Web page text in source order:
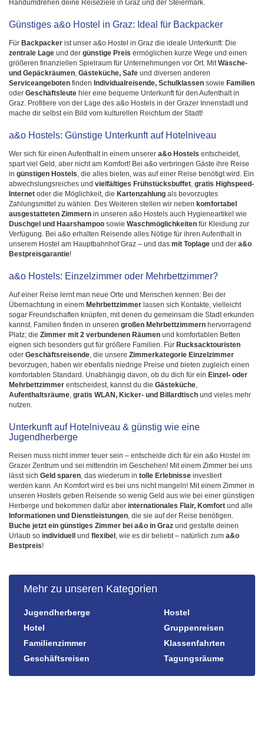
Handumdrehen deine Reiseziele in Graz und der Steiermark.
Günstiges a&o Hostel in Graz: Ideal für Backpacker
Für Backpacker ist unser a&o Hostel in Graz die ideale Unterkunft: Die
zentrale Lage und der günstige Preis ermöglichen kurze Wege und einen
größeren finanziellen Spielraum für Unternehmungen vor Ort. MitWäsche-
und Gepäckräumen, Gästeküche, Safe und diversen anderen
Serviceangeboten finden Individualreisende, Schulklassen sowie Familien
oder Geschäftsleute hier eine bequeme Unterkunft für den Aufenthalt in
Graz. Profitiere von der Lage des a&o Hostels in der Grazer Innenstadt und
mache dir selbst ein Bild vom kulturellen Reichtum der Stadt!
a&o Hostels: Günstige Unterkunft auf Hotelniveau
Wer sich für einen Aufenthalt in einem unserer a&o Hostels entscheidet,
spart viel Geld, aber nicht am Komfort! Bei a&o verbringen Gäste ihre Reise
in günstigen Hostels, die alles bieten, was auf einer Reise benötigt wird. Ein
abwechslungsreiches und vielfältiges Frühstücksbuffet, gratis Highspeed-
Internet oder die Möglichkeit, die Kartenzahlung als bevorzugtes
Zahlungsmittel zu wählen. Des Weiteren stellen wir neben komfortabel
ausgestatteten Zimmern in unseren a&o Hostels auch Hygieneartikel wie
Duschgel und Haarshampoo sowie Waschmöglichkeiten für Kleidung zur
Verfügung. Bei a&o erhalten Reisende alles Nötige für ihren Aufenthalt in
unserem Hostel am Hauptbahnhof Graz – und das mit Toplage und der a&o
Bestpreisgarantie!
a&o Hostels: Einzelzimmer oder Mehrbettzimmer?
Auf einer Reise lernt man neue Orte und Menschen kennen: Bei der
Übernachtung in einem Mehrbettzimmer lassen sich Kontakte, vielleicht
sogar Freundschaften knüpfen, mit denen du gemeinsam die Stadt erkunden
kannst. Familien finden in unseren großen Mehrbettzimmern hervorragend
Platz; die Zimmer mit 2 verbundenen Räumen und komfortablen Betten
eignen sich besonders gut für größere Familien. Für Rucksacktouristen
oder Geschäftsreisende, die unsere Zimmerkategorie Einzelzimmer
bevorzugen, haben wir ebenfalls niedrige Preise und bieten zugleich einen
komfortablen Standard. Unabhängig davon, ob du dich für ein Einzel- oder
Mehrbettzimmer entscheidest, kannst du die Gästeküche,
Aufenthaltsräume, gratis WLAN, Kicker- und Billardtisch und vieles mehr
nutzen.
Unterkunft auf Hotelniveau & günstig wie eine
Jugendherberge
Reisen muss nicht immer teuer sein – entscheide dich für ein a&o Hostel im
Grazer Zentrum und sei mittendrin im Geschehen! Mit einem Zimmer bei uns
lässt sich Geld sparen, das wiederum in tolle Erlebnisse investiert
werden kann. An Komfort wird es bei uns nicht mangeln! Mit einem Zimmer in
unseren Hostels geben Reisende so wenig Geld aus wie bei einer günstigen
Herberge und bekommen dafür aber internationales Flair, Komfort und alle
Informationen und Dienstleistungen, die sie auf der Reise benötigen.
Buche jetzt ein günstiges Zimmer bei a&o in Graz und gestalte deinen
Urlaub so individuell und flexibel, wie es dir beliebt – natürlich zum a&o
Bestpreis!
Mehr zu unseren Kategorien
Jugendherberge
Hostel
Hotel
Gruppenreisen
Familienzimmer
Klassenfahrten
Geschäftsreisen
Tagungsräume